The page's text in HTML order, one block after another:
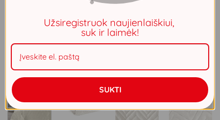
Užsiregistruok naujienlaiškiui,
suk ir laimėk!
SUKTI